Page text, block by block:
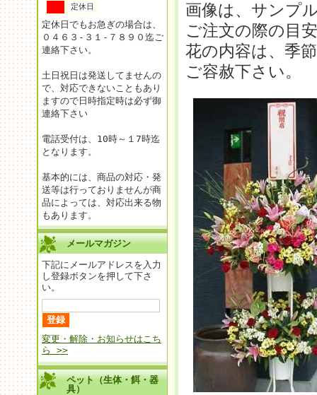
定休日
定休日でもお急ぎの場合は、
０４６３-３１-７８９０迄ご
連絡下さい。
土日祝日は発送してませんの
で、対応できないこともあり
ますので日時指定時は必ず御
連絡下さい
電話受付は、10時～１7時迄
となります。
基本的には、商品の対応・発
送等は行っておりませんが商
品によっては、対応出来る物
もあります。
メールマガジン
下記にメールアドレスを入力
し登録ボタンを押して下さ
い。
変更・解除・お知らせはこち
ら >>
ペット（生体・餌・器
具）
画像は、サンプ
ご注文の際の目
花の内容は、季
ご容赦下さい。